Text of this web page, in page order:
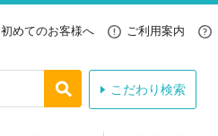
初めてのお客様へ ご利用案内
こだわり検索